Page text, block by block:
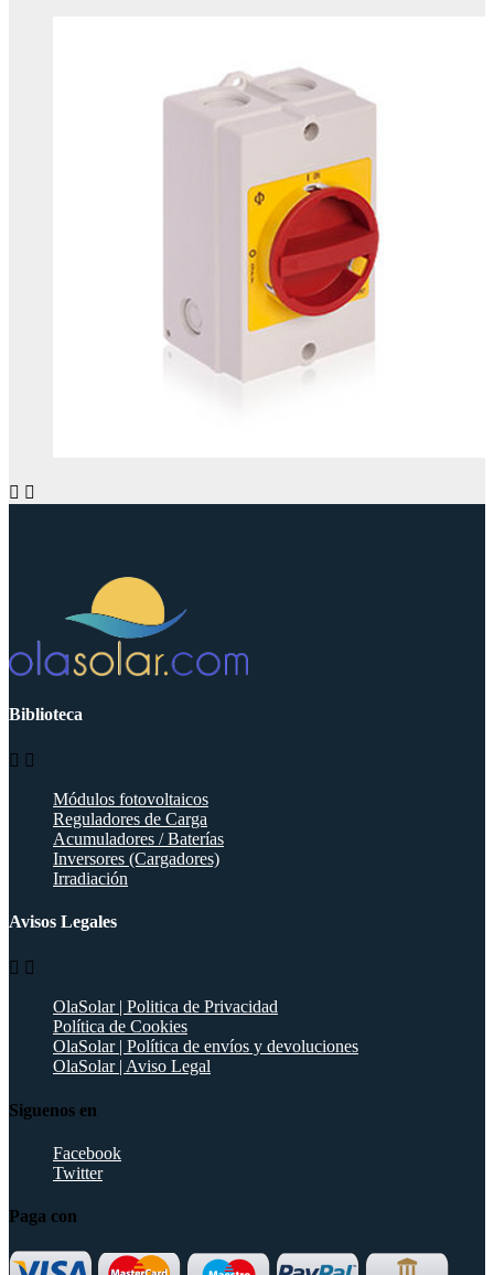
 
Biblioteca
 
Módulos fotovoltaicos
Reguladores de Carga
Acumuladores / Baterías
Inversores (Cargadores)
Irradiación
Avisos Legales
 
OlaSolar | Politica de Privacidad
Política de Cookies
OlaSolar | Política de envíos y devoluciones
OlaSolar | Aviso Legal
Siguenos en
Facebook
Twitter
Paga con